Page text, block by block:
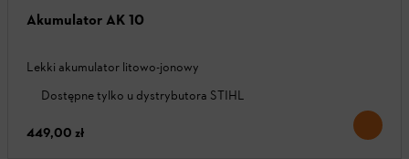
Akumulator AK 10
Lekki akumulator litowo-jonowy
Dostępne tylko u dystrybutora STIHL
449,00 zł